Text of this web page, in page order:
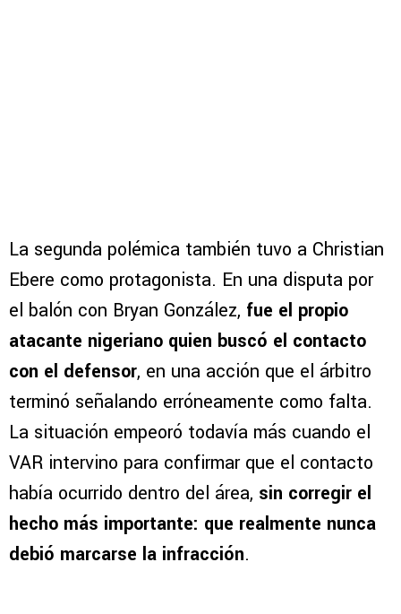
La segunda polémica también tuvo a Christian
Ebere como protagonista. En una disputa por
el balón con Bryan González, fue el propio
atacante nigeriano quien buscó el contacto
con el defensor, en una acción que el árbitro
terminó señalando erróneamente como falta.
La situación empeoró todavía más cuando el
VAR intervino para confirmar que el contacto
había ocurrido dentro del área, sin corregir el
hecho más importante: que realmente nunca
debió marcarse la infracción.